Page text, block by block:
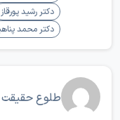
دکتر رشید پورقاز
دکتر محمد
طلوع حقیقت